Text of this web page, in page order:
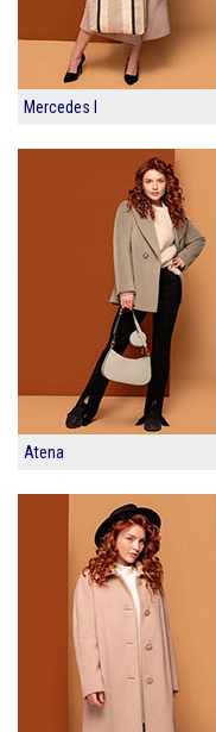
Mercedes I
Atena